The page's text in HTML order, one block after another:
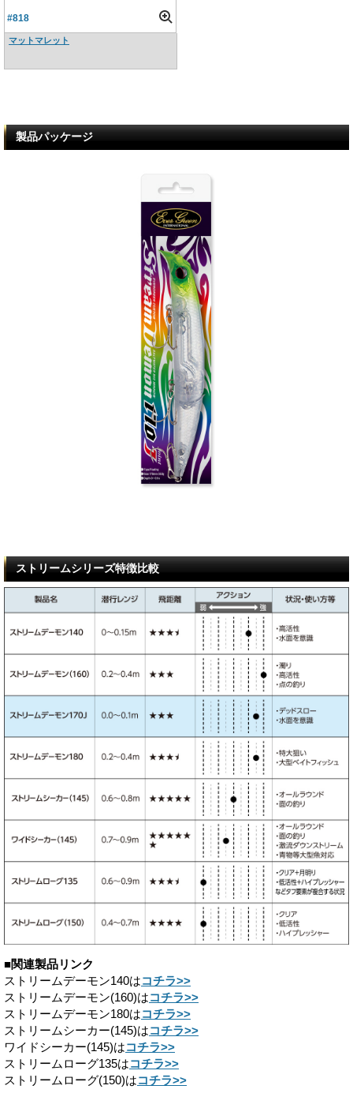
#818
マットマレット
製品パッケージ
ストリームシリーズ特徴比較
■関連製品リンク
ストリームデーモン140はコチラ>>
ストリームデーモン(160)はコチラ>>
ストリームデーモン180はコチラ>>
ストリームシーカー(145)はコチラ>>
ワイドシーカー(145)はコチラ>>
ストリームローグ135はコチラ>>
ストリームローグ(150)はコチラ>>